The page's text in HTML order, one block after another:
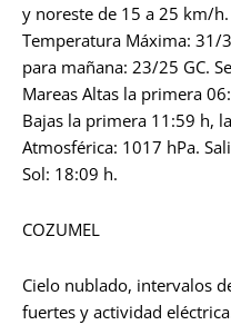
y noreste de 15 a 25 km/
Temperatura Máxima: 31/
para mañana: 23/25 GC.
Mareas Altas la primera
Bajas la primera 11:59 h,
Atmosférica: 1017 hPa.
Sol: 18:09 h.
COZUMEL
Cielo nublado, intervalos
fuertes y actividad